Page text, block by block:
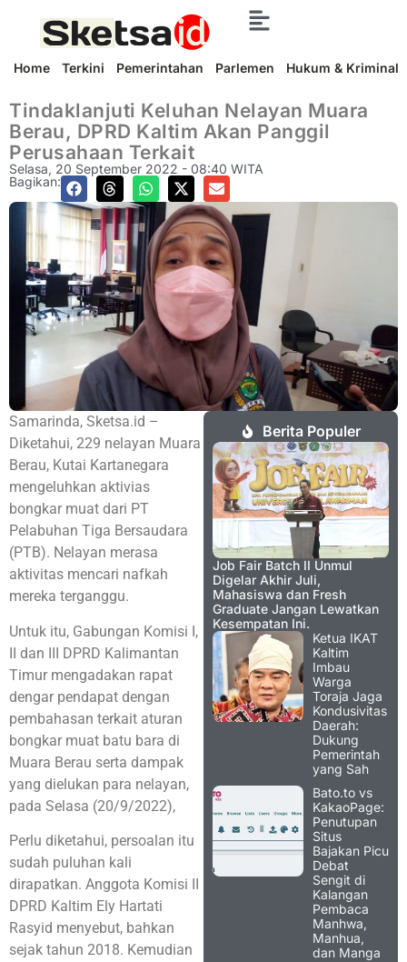
Home Terkini Pemerintahan Parlemen Hukum & Kriminal
Tindaklanjuti Keluhan Nelayan Muara
Berau, DPRD Kaltim Akan Panggil
Perusahaan Terkait
Selasa, 20 September 2022 - 08:40 WITA
Bagikan:
Samarinda, Sketsa.id –
Diketahui, 229 nelayan Muara
Berau, Kutai Kartanegara
mengeluhkan aktivias
bongkar muat dari PT
Pelabuhan Tiga Bersaudara
(PTB). Nelayan merasa
aktivitas mencari nafkah
mereka terganggu.
Untuk itu, Gabungan Komisi I,
II dan III DPRD Kalimantan
Timur mengadakan rapat
dengar pendapat dengan
pembahasan terkait aturan
bongkar muat batu bara di
Muara Berau serta dampak
yang dielukan para nelayan,
pada Selasa (20/9/2022),
Perlu diketahui, persoalan itu
sudah puluhan kali
dirapatkan. Anggota Komisi II
DPRD Kaltim Ely Hartati
Rasyid menyebut, bahkan
sejak tahun 2018. Kemudian
Berita Populer
Job Fair Batch II Unmul
Digelar Akhir Juli,
Mahasiswa dan Fresh
Graduate Jangan Lewatkan
Kesempatan Ini.
Ketua IKAT
Kaltim
Imbau
Warga
Toraja Jaga
Kondusivitas
Daerah:
Dukung
Pemerintah
yang Sah
Bato.to vs
KakaoPage:
Penutupan
Situs
Bajakan Picu
Debat
Sengit di
Kalangan
Pembaca
Manhwa,
Manhua,
dan Manga